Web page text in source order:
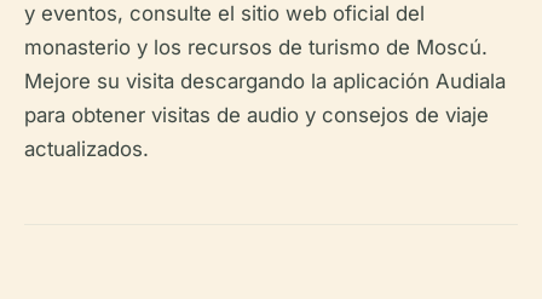
y eventos, consulte el sitio web oficial del
monasterio y los recursos de turismo de Moscú.
Mejore su visita descargando la aplicación Audiala
para obtener visitas de audio y consejos de viaje
actualizados.